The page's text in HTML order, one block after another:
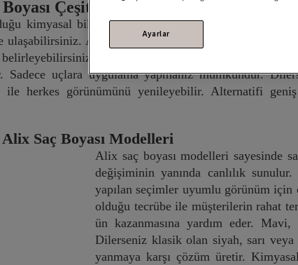
Çeşitleri Trendyol’da!
kimyasal bileşenler sayesinde renk değişimi sunar.
ulaşabilirsiniz. Alix karamel saç boyası sevilen
Yakmadan işlem yapmak için çeşitli
Sadece uçlara uygulama yapmanız mümkündür.
ile herkes görünümünü yenileyebilir. Alternatifi
Saç Boyası Modelleri
Alix saç boyası modelleri sayesinde
değişiminin yanında canlılık
yapılan seçimler uyumlu görünüm için
olduğu tecrübe ile müşterilerin rahat
ün kazanmasına yardım eder.
Dilerseniz klasik olan siyah, sarı
yanmaya karşı çözüm üretir.
Ayarlar